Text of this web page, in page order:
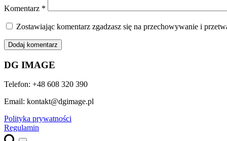
Komentarz *
Zostawiając komentarz zgadzasz się na przechowywanie i
DG IMAGE
Telefon: +48 608 320 390
Email: kontakt@dgimage.pl
Polityka prywatności
Regulamin